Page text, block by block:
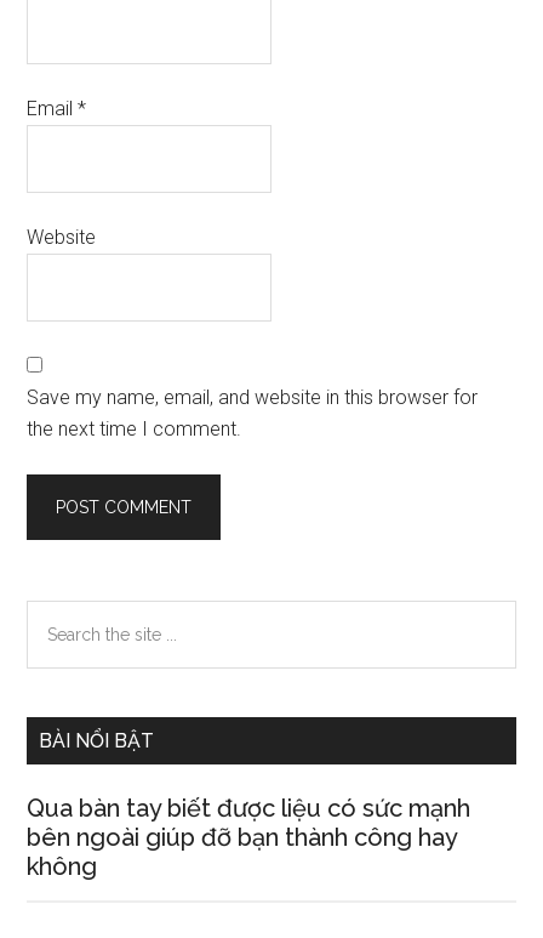
Email*
Website
Save my name, email, and website in this browser for
the next time I comment.
Primary
Sidebar
the
BÀI NỔI BẬT
Qua bàn tay biết được liệu có sức mạnh
bên ngoài giúp đỡ bạn thành công hay
không